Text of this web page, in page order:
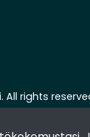
All rights